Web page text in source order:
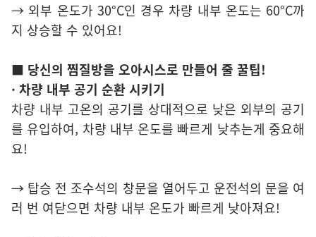
→ 외부 온도가 30°C인 경우 차량 내부 온도는 60°C까
지 상승할 수 있어요!
■ 당신의 찜질방을 오아시스로 만들어 줄 꿀팁!
· 차량 내부 공기 순환 시키기
차량 내부 고온의 공기를 상대적으로 낮은 외부의 공기
를 유입하여, 차량 내부 온도를 빠르게 낮추는게 중요해
요!
→ 탑승 전 조수석의 창문을 열어두고 운전석의 문을 여
러 번 여닫으면 차량 내부 온도가 빠르게 낮아져요!